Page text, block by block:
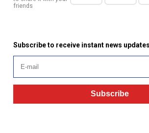
friends
Subscribe to receive instant news updates
Subscribe